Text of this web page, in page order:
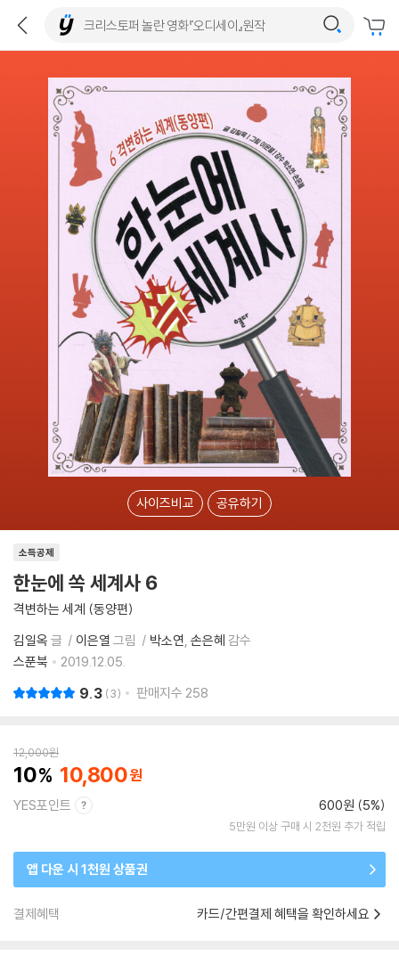
사이즈비교 공유하기
소득공제
한눈에 쏙 세계사 6
격변하는 세계 (동양편)
김일옥 글 이은열 그림 박소연 손은혜 감수
스푼북
2019.12.05.
9.3 3 판매지수 258
12,000원
10 10,800
YES포인트 600원 (5%)
5만원 이상 구매 시 2천원 추가 적립
앱 다운 시 1천원 상품권
결제혜택 카드/간편결제 혜택을 확인하세요